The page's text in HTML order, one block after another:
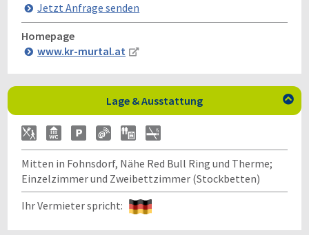
Jetzt Anfrage senden
Homepage
www.kr-murtal.at
Lage & Ausstattung 
Mitten in Fohnsdorf, Nähe Red Bull Ring und Therme;
Einzelzimmer und Zweibettzimmer (Stockbetten)
Ihr Vermieter spricht: